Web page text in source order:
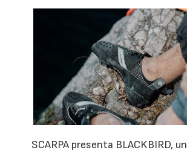
SCARPA presenta BLACKBIRD, un